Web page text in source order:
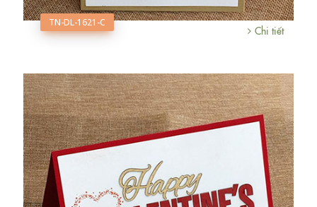
TN-DL-1621-C
Chi tiết